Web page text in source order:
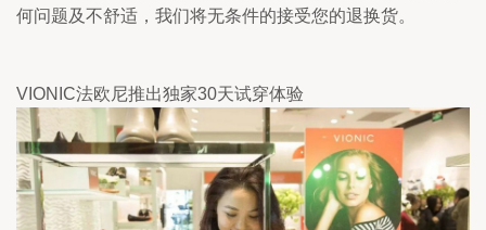
何问题及不舒适，我们将无条件的接受您的退换货。
VIONIC法欧尼推出独家30天试穿体验